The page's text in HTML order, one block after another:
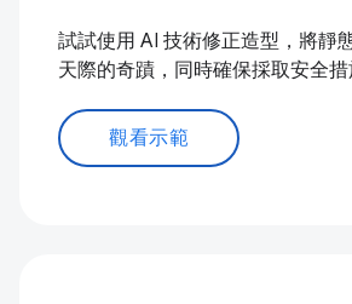
試試使用 AI 技術修正造型，將靜
天際的奇蹟，同時確保採取安全措
觀看示範